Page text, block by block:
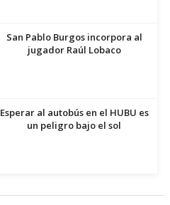
San Pablo Burgos incorpora al
jugador Raúl Lobaco
Esperar al autobús en el HUBU es
un peligro bajo el sol